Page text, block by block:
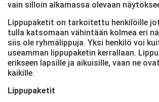
vain silloin alkamassa olevaan
Lippupaketit on tarkoitettu henkilöille
tulla katsomaan vähintään kolmea eri
siis ole ryhmälippuja. Yksi henkilö voi
useamman lippupaketin kerrallaan.
erikseen lapsille ja aikuisille, vaan ne
kaikille.
Lippupaketit